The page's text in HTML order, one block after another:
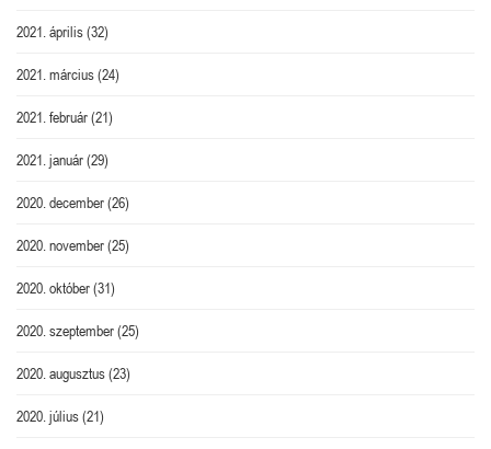
2021. április(32)
2021. március(24)
2021. február(21)
2021. január(29)
2020. december(26)
2020. november(25)
2020. október(31)
2020. szeptember(25)
2020. augusztus(23)
2020. július(21)